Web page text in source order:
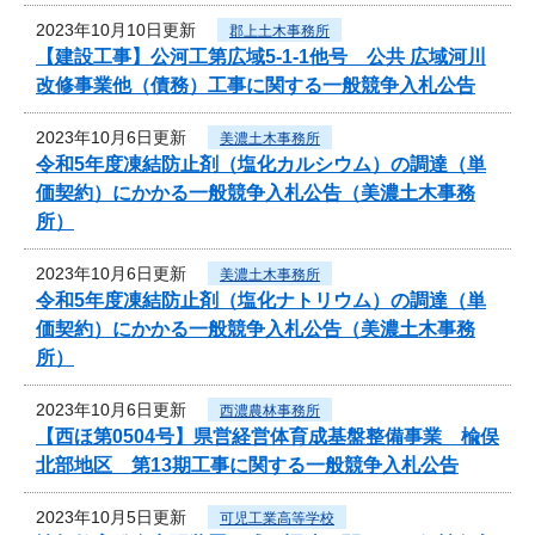
2023年10月10日更新 郡上土木事務所
【建設工事】公河工第広域5-1-1他号 公共 広域河川
改修事業他（債務）工事に関する一般競争入札公告
2023年10月6日更新 美濃土木事務所
令和5年度凍結防止剤（塩化カルシウム）の調達（単
価契約）にかかる一般競争入札公告（美濃土木事務
所）
2023年10月6日更新 美濃土木事務所
令和5年度凍結防止剤（塩化ナトリウム）の調達（単
価契約）にかかる一般競争入札公告（美濃土木事務
所）
2023年10月6日更新 西濃農林事務所
【西ほ第0504号】県営経営体育成基盤整備事業 楡俣
北部地区 第13期工事に関する一般競争入札公告
2023年10月5日更新 可児工業高等学校